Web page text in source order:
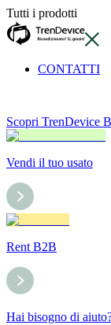
Tutti i prodotti
CONTATTI
Scopri TrenDevice
Vendi il tuo usato
Rent B2B
Hai bisogno di